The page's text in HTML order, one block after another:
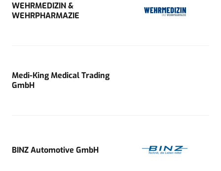
WEHRMEDIZIN &
WEHRPHARMAZIE
Medi-King Medical Trading
GmbH
BINZ Automotive GmbH